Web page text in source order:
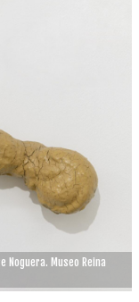
Noguera. Museo Reina